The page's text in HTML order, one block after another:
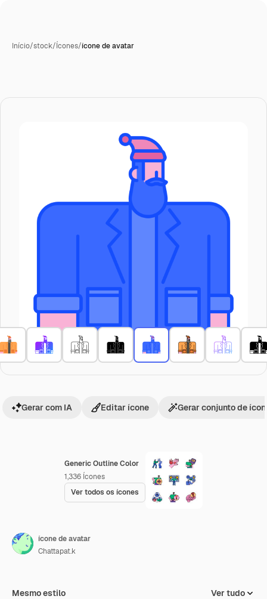
Início/stock/Ícones/ícone de avatar
Generic Outline Color
1,336 Ícones
Ver todos os ícones
Gerar com IA Editar ícone Gerar conjunto de
ícone de avatar
Chattapat.k
Mesmo estilo Ver tudo